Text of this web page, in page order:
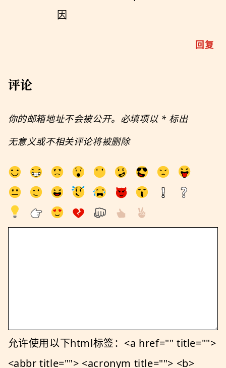
因
回复
评论
你的邮箱地址不会被公开。必填项以 *标出
无意义或不相关评论将被删除
允许使用以下html标签：<a href="" title="">
<abbr title=""> <acronym title=""> <b>